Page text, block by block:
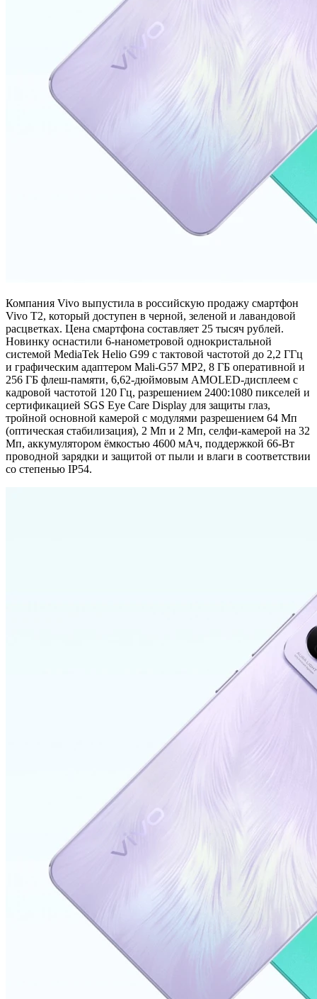
Компания Vivo выпустила в российскую продажу смартфон
Vivo T2, который доступен в черной, зеленой и лавандовой
расцветках. Цена смартфона составляет 25 тысяч рублей.
Новинку оснастили 6-нанометровой однокристальной
системой MediaTek Helio G99 с тактовой частотой до 2,2 ГГц
и графическим адаптером Mali-G57 MP2, 8 ГБ оперативной и
256 ГБ флеш-памяти, 6,62-дюймовым AMOLED-дисплеем с
кадровой частотой 120 Гц, разрешением 2400:1080 пикселей и
сертификацией SGS Eye Care Display для защиты глаз,
тройной основной камерой с модулями разрешением 64 Мп
(оптическая стабилизация), 2 Мп и 2 Мп, селфи-камерой на 32
Мп, аккумулятором ёмкостью 4600 мАч, поддержкой 66-Вт
проводной зарядки и защитой от пыли и влаги в соответствии
со степенью IP54.